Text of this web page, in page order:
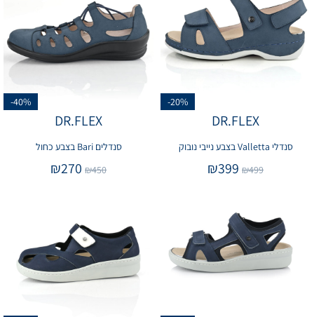
-20%
DR.FLEX
סנדלי Valletta בצבע נייבי נובוק
₪499
₪399
-40%
DR.FLEX
סנדלים Bari בצבע כחול
₪450
₪270